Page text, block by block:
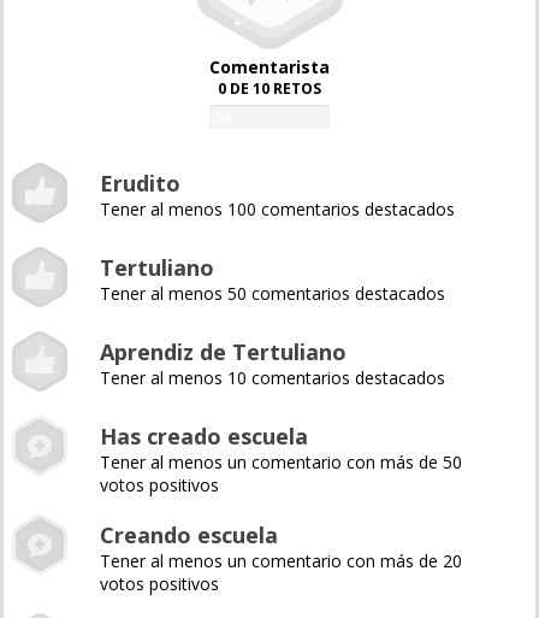
Comentarista
0 DE 10 RETOS
Erudito
Tener al menos 100 comentarios destacados
Tertuliano
Tener al menos 50 comentarios destacados
Aprendiz de Tertuliano
Tener al menos 10 comentarios destacados
Has creado escuela
Tener al menos un comentario con más de 50
votos positivos
Creando escuela
Tener al menos un comentario con más de 20
votos positivos